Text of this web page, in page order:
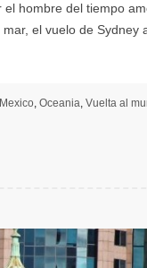
Mexico Oceania Vuelta al